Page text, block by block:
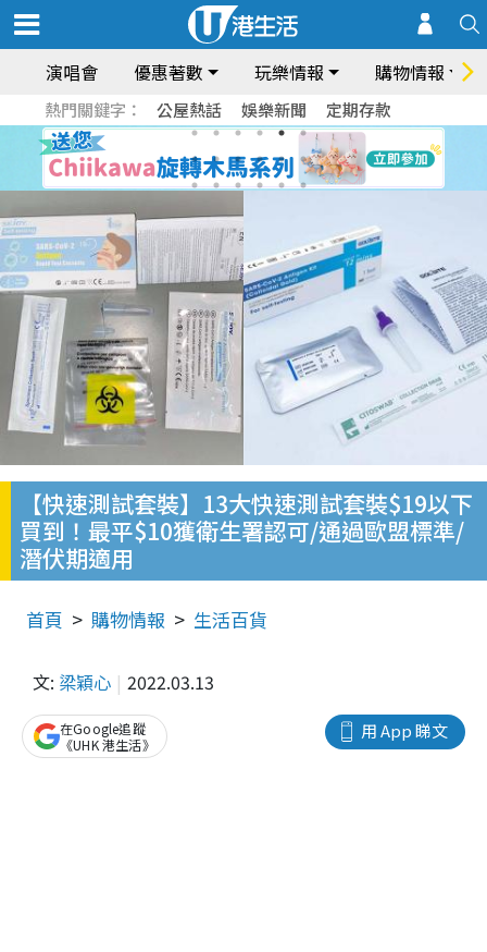
演唱會 優惠著數 玩樂情報 購物情報
熱門關鍵字： 公屋熱話 娛樂新聞 定期存款
【快速測試套裝】13大快速測試套裝$19以下
買到！最平$10獲衛生署認可/通過歐盟標準/
潛伏期適用
首頁 購物情報 生活百貨
文: 梁穎心 2022.03.13
用 App 睇文
在Google追蹤
《UHK 港生活》